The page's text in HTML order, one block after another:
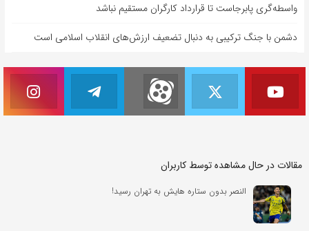
واسطه‌گری پابرجاست تا قرارداد کارگران مستقیم نباشد
دشمن با جنگ ترکیبی به دنبال تضعیف ارزش‌های انقلاب اسلامی است
مقالات در حال مشاهده توسط کاربران
النصر بدون ستاره هایش به تهران رسید!